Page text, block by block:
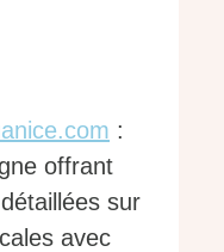
:
offrant
sur
avec